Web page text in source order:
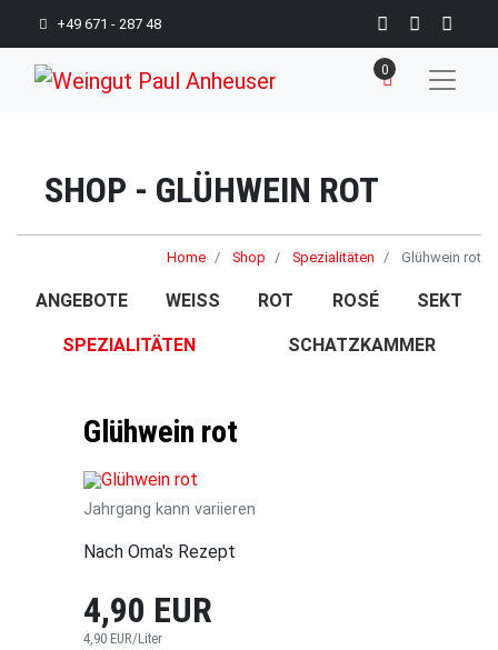
+49 671 - 287 48
0
SHOP - GLÜHWEIN ROT
Home Shop Spezialitäten Glühwein rot
ANGEBOTE WEISS ROT ROSÉ SEKT
SPEZIALITÄTEN SCHATZKAMMER
Glühwein rot
Nach Oma's Rezept
4,90 EUR
4,90 EUR/Liter
Jahrgang kann variieren